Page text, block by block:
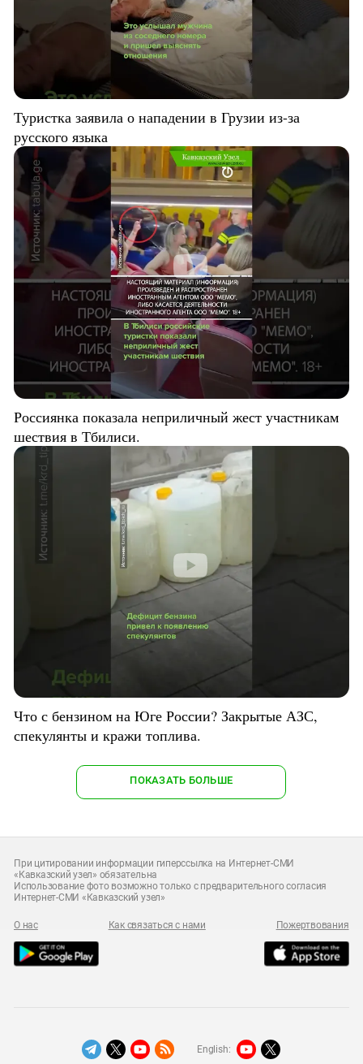
Туристка заявила о нападении в Грузии из-за
русского языка
Россиянка показала неприличный жест участникам
шествия в Тбилиси.
Что с бензином на Юге России? Закрытые АЗС,
спекулянты и кражи топлива.
ПОКАЗАТЬ БОЛЬШЕ
При цитировании информации гиперссылка на Интернет-СМИ
«Кавказский узел» обязательна
Использование фото возможно только с предварительного согласия
Интернет-СМИ «Кавказский узел»
О нас Как связаться с нами Пожертвования
English: